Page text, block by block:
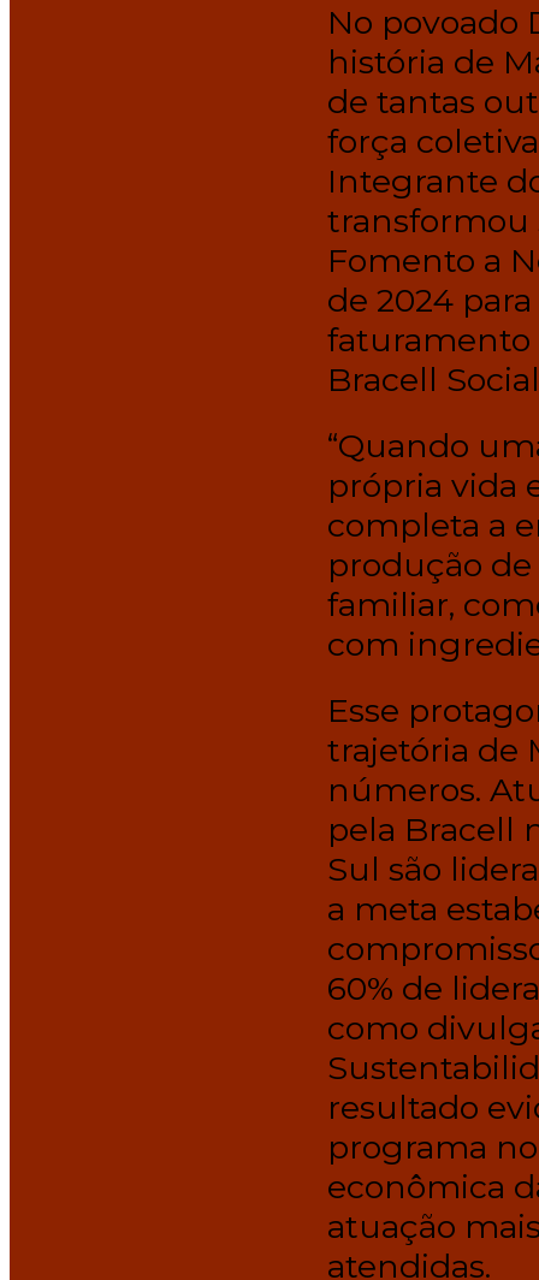
No povoado
história de
de tantas
força
Integrante
transformou
Fomento a
de 2024
faturamento
Bracell
“Quando
própria vida
completa a
produção
familiar,
com
Esse
trajetória de
números.
pela Bracell
Sul são
a meta
60% de
como
resultado
programa
econômica
atuação
atendidas.